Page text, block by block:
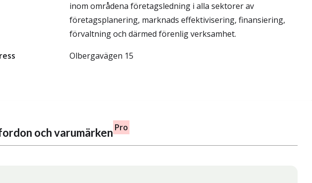
inom områdena företagsledning i alla sektorer av
företagsplanering, marknads effektivisering, finansiering,
förvaltning och därmed förenlig verksamhet.
Olbergavägen 15
och varumärken Pro